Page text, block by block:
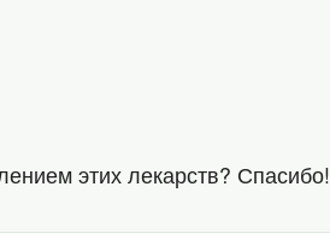
этих лекарств? Спасибо!